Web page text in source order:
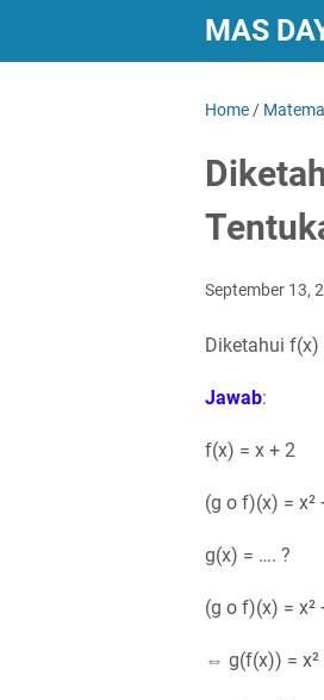
MAS
Home /
September 13,
Diketahui f(x)
Jawab:
f(x) = x + 2
(g o f)(x) = x²
g(x) = …. ?
(g o f)(x) = x²
⇔ g(f(x)) = x²